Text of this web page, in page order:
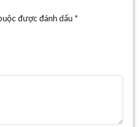
được đánh dấu *